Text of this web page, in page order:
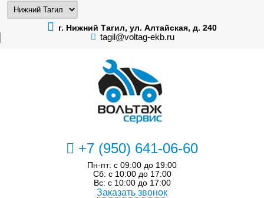
г. Нижний Тагил, ул. Алтайская, д. 240
tagil@voltag-ekb.ru
+7 (950) 641-06-60
Пн-пт: с 09:00 до 19:00
Сб: с 10:00 до 17:00
Вс: с 10:00 до 17:00
Заказать звонок